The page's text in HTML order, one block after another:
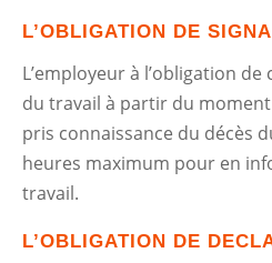
L’OBLIGATION DE
L’employeur à l’obligation
du travail à partir du moment
pris connaissance du décès
heures maximum pour en
travail.
L’OBLIGATION DE